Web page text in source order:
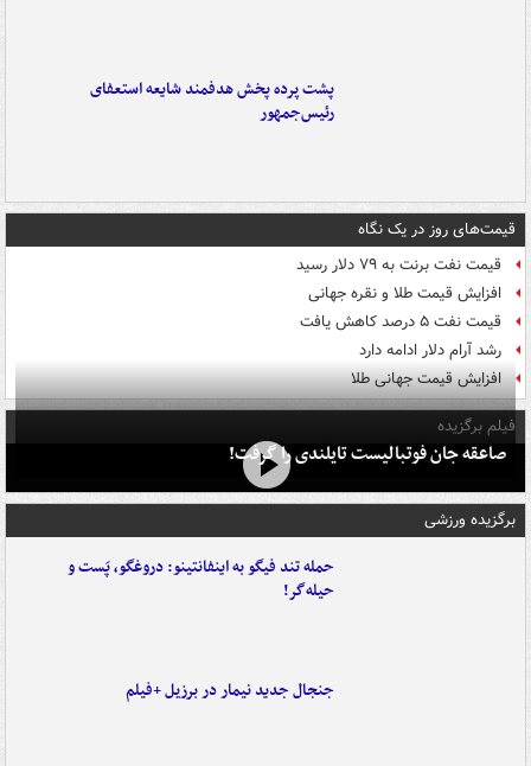
پشت پرده پخش هدفمند شایعه استعفای
رئیس‌جمهور
قیمت‌های روز در یک نگاه
قیمت نفت برنت به ۷۹ دلار رسید
افزایش قیمت طلا و نقره جهانی
قیمت نفت ۵ درصد کاهش یافت
رشد آرام دلار ادامه دارد
افزایش قیمت جهانی طلا
فیلم برگزیده
صاعقه جان فوتبالیست تایلندی را گرفت!
برگزیده ورزشی
حمله تند فیگو به اینفانتینو: دروغگو، پَست‌ و
حیله‌گر!
جنجال جدید نیمار در برزیل +فیلم